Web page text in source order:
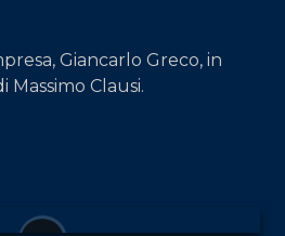
Giancarlo Greco, in
Clausi.